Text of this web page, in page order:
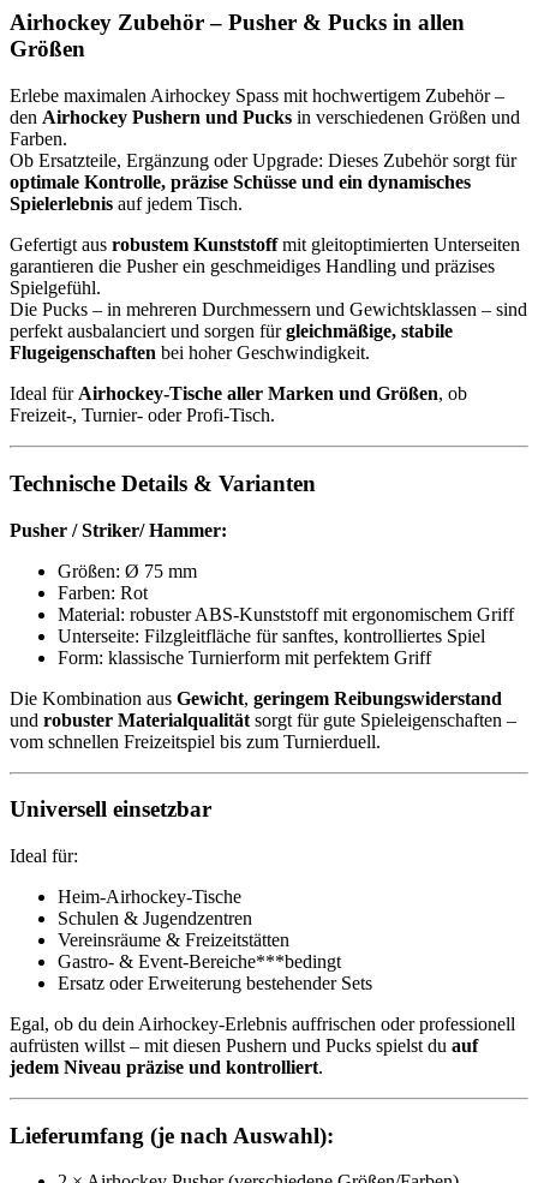
Airhockey Zubehör – Pusher & Pucks in allen
Größen
Erlebe maximalen Airhockey Spass mit hochwertigem Zubehör –
den Airhockey Pushern und Pucks in verschiedenen Größen und
Farben.
Ob Ersatzteile, Ergänzung oder Upgrade: Dieses Zubehör sorgt für
optimale Kontrolle, präzise Schüsse und ein dynamisches
Spielerlebnis auf jedem Tisch.
Gefertigt aus robustem Kunststoffmit gleitoptimierten Unterseiten
garantieren die Pusher ein geschmeidiges Handling und präzises
Spielgefühl.
Die Pucks – in mehreren Durchmessern und Gewichtsklassen – sind
perfekt ausbalanciert und sorgen fürgleichmäßige, stabile
Flugeigenschaften bei hoher Geschwindigkeit.
Ideal für Airhockey-Tische aller Marken und Größen, ob
Freizeit-, Turnier- oder Profi-Tisch.
Technische Details & Varianten
Pusher / Striker/ Hammer:
Größen: Ø 75 mm
Farben: Rot
Material: robuster ABS-Kunststoff mit ergonomischem Griff
Unterseite: Filzgleitfläche für sanftes, kontrolliertes Spiel
Form: klassische Turnierform mit perfektem Griff
Die Kombination aus Gewicht, geringem Reibungswiderstand
und robuster Materialqualität sorgt für gute Spieleigenschaften –
vom schnellen Freizeitspiel bis zum Turnierduell.
Universell einsetzbar
Ideal für:
Heim-Airhockey-Tische
Schulen & Jugendzentren
Vereinsräume & Freizeitstätten
Gastro- & Event-Bereiche***bedingt
Ersatz oder Erweiterung bestehender Sets
Egal, ob du dein Airhockey-Erlebnis auffrischen oder professionell
aufrüsten willst – mit diesen Pushern und Pucks spielst du auf
jedem Niveau präzise und kontrolliert.
Lieferumfang (je nach Auswahl):